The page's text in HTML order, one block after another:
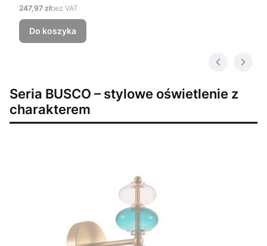
Cena
247,97 złbez VAT
Do koszyka
Seria BUSCO – stylowe oświetlenie z
charakterem